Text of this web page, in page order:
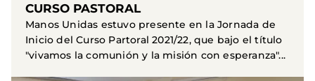
CURSO PASTORAL
Manos Unidas estuvo presente en la Jornada de
Inicio del Curso Partoral 2021/22, que bajo el título
"vivamos la comunión y la misión con esperanza"...